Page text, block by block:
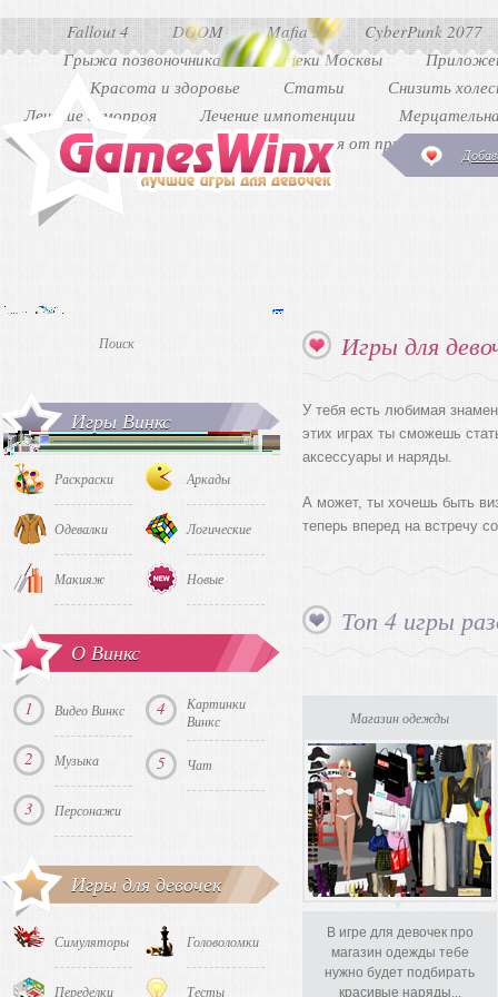
Fallout 4 DOOM Mafia 3
CyberPunk 2077
Грыжа позвоночника
Аптеки Москвы
Красота и здоровье
Статьи
Снизить
Лечение геморроя
Лечение импотенции
Как избавиться от прыщей
Игры для
У тебя есть любимая
этих играх ты сможешь
аксессуары и наряды.
А может, ты хочешь быть
теперь вперед на встречу
Топ 4 игры
Магазин одежды
В игре для девочек про
магазин одежды тебе
нужно будет подбирать
красивые наряды...
Игры Винкс
Раскраски
Одевалки
Макияж
Аркады
Логические
Новые
О Винкс
1 Видео Винкс
2 Музыка
3 Персонажи
4
Картинки
Винкс
5 Чат
Игры для девочек
Симуляторы
Переделки
Головоломки
Тесты